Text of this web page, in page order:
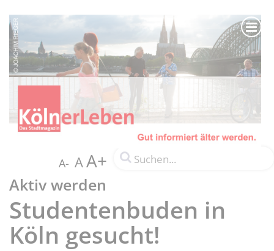
A- AA+
Aktiv werden
Studentenbuden in
Köln gesucht!